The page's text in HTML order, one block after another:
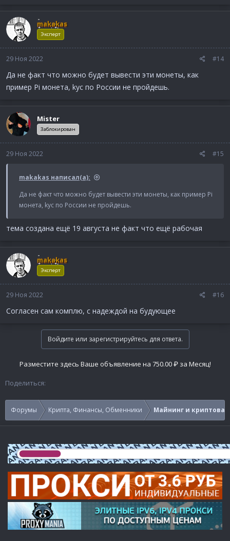
makakas
Эксперт
29 Ноя 2022 #14
Да не факт что можно будет вывести эти монеты, как
пример Pi монета, kyc по России не пройдешь.
Mister
Заблокирован
29 Ноя 2022 #15
makakas написал(а):
Да не факт что можно будет вывести эти монеты, как пример Pi
монета, kyc по России не пройдешь.
тема создана ещё 19 августа не факт что ещё рабочая
makakas
Эксперт
29 Ноя 2022 #16
Согласен сам комплю, с надеждой на будующее
Войдите или зарегистрируйтесь для ответа.
Разместите здесь Ваше объявление на 750.00 ₽ за Месяц!
Поделиться:
Форумы Крипта, Финансы, Обменники Майнинг и